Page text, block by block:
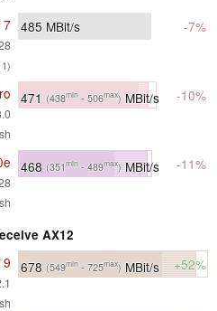
7 485 MBit/s -7%
471 (438min - 506max) MBit/s -10%
468 (351min - 489max)MBit/s -11%
AX12
9 678 (549min - 725max) MBit/s +52%